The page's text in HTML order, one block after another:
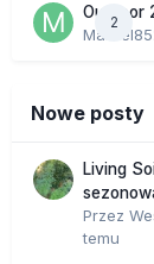
2
Outdoor
Nowe posty
Living
Przez
temu